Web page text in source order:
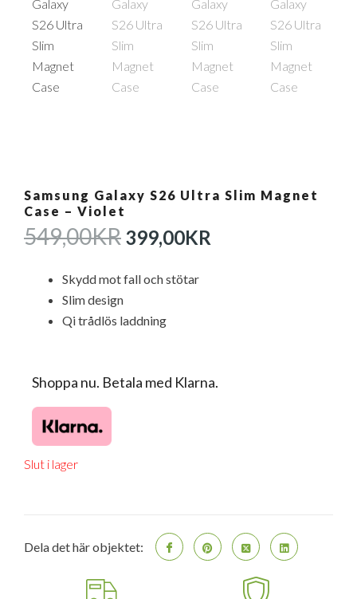
Samsung Galaxy S26 Ultra Slim Magnet
Case – Violet
549,00KRDET
URSPRUNGLIGA
PRISET
549,00KR.
399,00KR
Skydd mot fall och stötar
Slim design
Qi trådlös laddning
Shoppa nu. Betala med Klarna.
Slut i lager
Dela det här objektet: